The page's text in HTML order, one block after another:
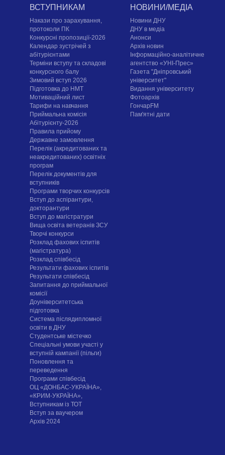
ВСТУПНИКАМ
Накази про зарахування,
протоколи ПК
Конкурсні пропозиції-2026
Календар зустрічей з
абітурієнтами
Терміни вступу та складові
конкурсного балу
Зимовий вступ 2026
Підготовка до НМТ
Мотиваційний лист
Тарифи на навчання
Приймальна комісія
Абітурієнту-2026
Правила прийому
Державне замовлення
Перелік (акредитованих та
неакредитованих) освітніх
програм
Перелік документів для
вступників
Програми творчих конкурсiв
Вступ до аспірантури,
докторантури
Вступ до магістратури
Вища освіта ветеранів ЗСУ
Творчі конкурси
Розклад фахових іспитів
(магістратура)
Розклад співбесід
Результати фахових іспитів
Результати співбесід
Запитання до приймальної
комісії
Доуніверситетська
підготовка
Система післядипломної
освіти в ДНУ
Cтудентське містечко
Спеціальні умови участі у
вступній кампанії (пільги)
Поновлення та
переведення
Програми співбесід
ОЦ «ДОНБАС-УКРАЇНА»,
«КРИМ-УКРАЇНА»,
Вступникам із ТОТ
Вступ за ваучером
Архів 2024
НОВИНИ/МЕДІА
Новини ДНУ
ДНУ в медіа
Анонси
Архів новин
Інформаційно-аналітичне
агентство «УНІ-Прес»
Газета "Дніпровський
університет"
Видання університету
Фотоархів
ГончарFM
Пам'ятні дати